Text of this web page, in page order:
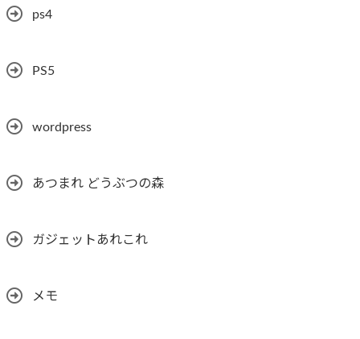
ps4
PS5
wordpress
あつまれ どうぶつの森
ガジェットあれこれ
メモ